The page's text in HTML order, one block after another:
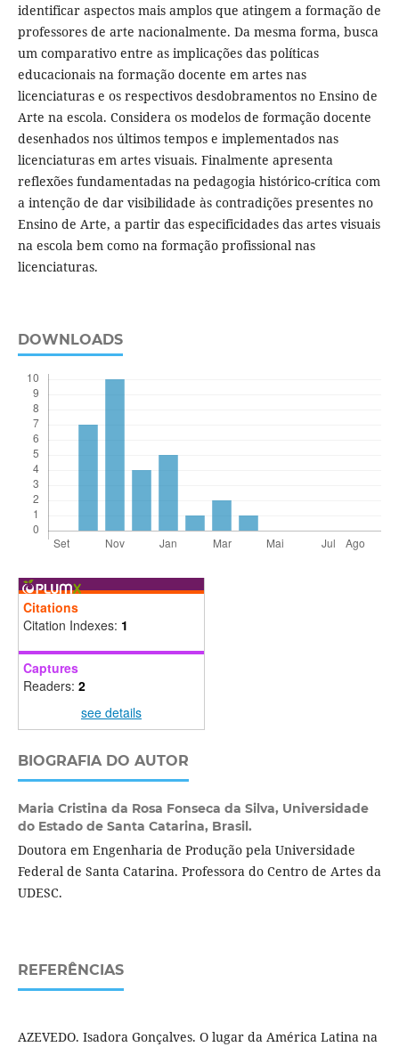
identificar aspectos mais amplos que atingem a formação de
professores de arte nacionalmente. Da mesma forma, busca
um comparativo entre as implicações das políticas
educacionais na formação docente em artes nas
licenciaturas e os respectivos desdobramentos no Ensino de
Arte na escola. Considera os modelos de formação docente
desenhados nos últimos tempos e implementados nas
licenciaturas em artes visuais. Finalmente apresenta
reflexões fundamentadas na pedagogia histórico-crítica com
a intenção de dar visibilidade às contradições presentes no
Ensino de Arte, a partir das especificidades das artes visuais
na escola bem como na formação profissional nas
licenciaturas.
DOWNLOADS
Citations
Citation Indexes: 1
Captures
Readers: 2
see details
BIOGRAFIA DO AUTOR
Maria Cristina da Rosa Fonseca da Silva, Universidade
do Estado de Santa Catarina, Brasil.
Doutora em Engenharia de Produção pela Universidade
Federal de Santa Catarina. Professora do Centro de Artes da
UDESC.
REFERÊNCIAS
AZEVEDO. Isadora Gonçalves. O lugar da América Latina na